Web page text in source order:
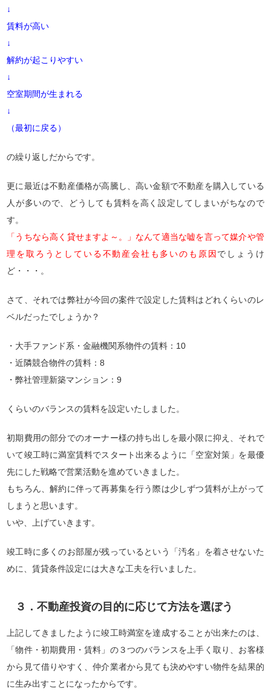
↓
賃料が高い
↓
解約が起こりやすい
↓
空室期間が生まれる
↓
（最初に戻る）
の繰り返しだからです。
更に最近は不動産価格が高騰し、高い金額で不動産を購入している
人が多いので、どうしても賃料を高く設定してしまいがちなので
す。
「うちなら高く貸せますよ～。」なんて適当な嘘を言って媒介や管
理を取ろうとしている不動産会社も多いのも原因 でしょうけ
ど・・・。
さて、それでは弊社が今回の案件で設定した賃料はどれくらいのレ
ベルだったでしょうか？
・大手ファンド系・金融機関系物件の賃料：10
・近隣競合物件の賃料：8
・弊社管理新築マンション：9
くらいのバランスの賃料を設定いたしました。
初期費用の部分でのオーナー様の持ち出しを最小限に抑え、それで
いて竣工時に満室賃料でスタート出来るように「空室対策」を最優
先にした戦略で営業活動を進めていきました。
もちろん、解約に伴って再募集を行う際は少しずつ賃料が上がって
しまうと思います。
いや、上げていきます。
竣工時に多くのお部屋が残っているという「汚名」を着させないた
めに、賃貸条件設定には大きな工夫を行いました。
３．不動産投資の目的に応じて方法を選ぼう
上記してきましたように竣工時満室を達成することが出来たのは、
「物件・初期費用・賃料」の３つのバランスを上手く取り、お客様
から見て借りやすく、仲介業者から見ても決めやすい物件を結果的
に生み出すことになったからです。